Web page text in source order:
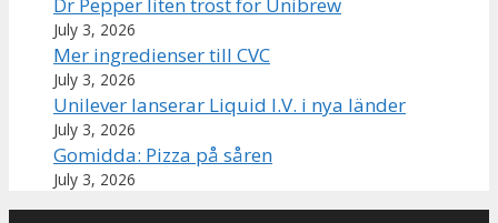
July 3, 2026
Mer ingredienser till CVC
July 3, 2026
Unilever lanserar Liquid I.V. i nya länder
July 3, 2026
Gomidda: Pizza på såren
July 3, 2026